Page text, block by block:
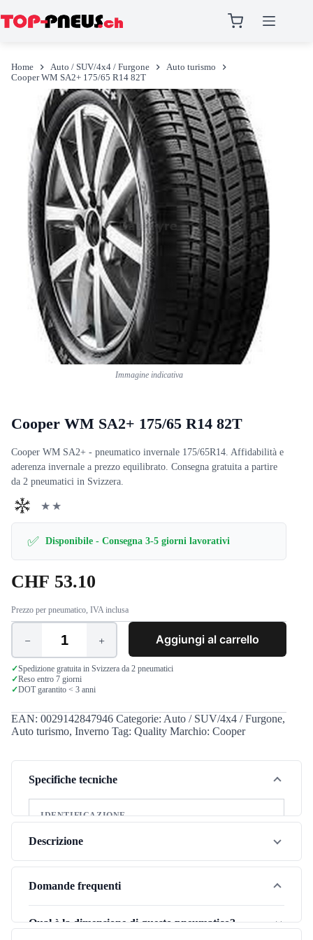
contenuto
Home Auto / SUV/4x4 / Furgone
Auto turismo
Cooper WM SA2+ 175/65 R14 82T
Immagine indicativa
Cooper WM SA2+ 175/65 R14 82T
Cooper WM SA2+ - pneumatico invernale 175/65R14. Affidabilità e
aderenza invernale a prezzo equilibrato. Consegna gratuita a partire
da 2 pneumatici in Svizzera.
★★
✅ Disponibile - Consegna 3-5 giorni lavorativi
CHF 53.10
Prezzo per pneumatico, IVA inclusa
Cooper
WM
SA2+
175/65
R14
quantità
Aggiungi al carrello
✓Spedizione gratuita in Svizzera da 2 pneumatici
✓Reso entro 7 giorni
✓DOT garantito < 3 anni
EAN: 0029142847946 Categorie: Auto / SUV/4x4 / Furgone,
Auto turismo, Inverno Tag: Quality Marchio: Cooper
Specifiche tecniche
IDENTIFICAZIONE
Marca
Modello WM SA2+
Stagione
Tipo di veicolo Autovettura
Categoria pneumatico Qualità
Descrizione
Il Cooper WM SA2+ (175/65R14) è uno pneumatico
invernale che offre un eccellente equilibrio tra prestazioni
conducenti svizzeri esigenti che cercano aderenza
Domande frequenti
Qual è la dimensione di questo pneumatico?